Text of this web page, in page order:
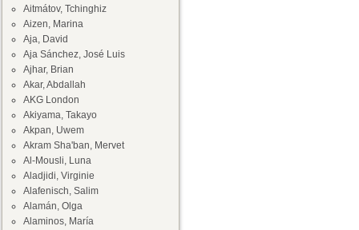
Aitmátov, Tchinghiz
Aizen, Marina
Aja, David
Aja Sánchez, José Luis
Ajhar, Brian
Akar, Abdallah
AKG London
Akiyama, Takayo
Akpan, Uwem
Akram Sha'ban, Mervet
Al-Mousli, Luna
Aladjidi, Virginie
Alafenisch, Salim
Alamán, Olga
Alaminos, María